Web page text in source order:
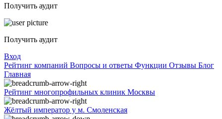
Получить аудит
Получить аудит
Вход
Рейтинг компаний Вопросы и ответы Функции Отзывы Блог
Главная
Рейтинг многопрофильных клиник Москвы
Жёлтый император у м. Смоленская